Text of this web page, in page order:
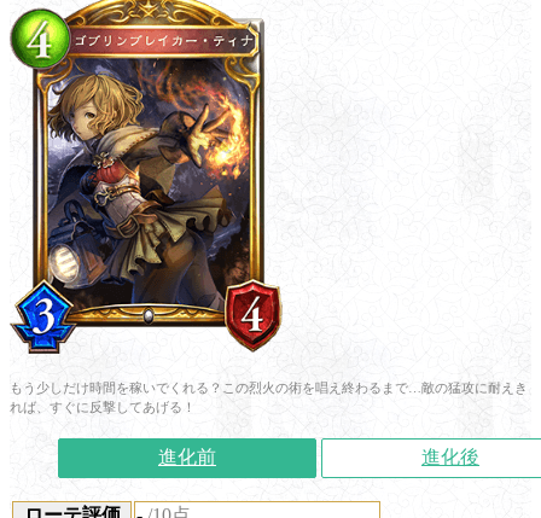
もう少しだけ時間を稼いでくれる？この烈火の術を唱え終わるまで…敵の猛攻に耐えき
れば、すぐに反撃してあげる！
進化前 進化後